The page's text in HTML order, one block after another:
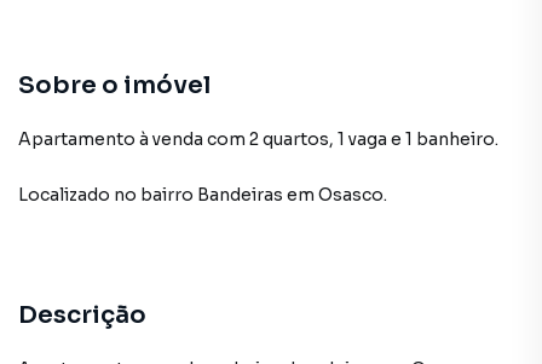
Sobre o imóvel
Apartamento à venda com 2 quartos, 1 vaga e 1 banheiro.
Localizado no bairro Bandeiras em Osasco.
Descrição